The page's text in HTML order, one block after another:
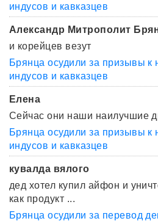
индусов и кавказцев
Александр Митрополит
и корейцев везут
Брянца осудили за призывы
индусов и кавказцев
Елена
Сейчас они наши наилучшие
Брянца осудили за призывы
индусов и кавказцев
кувалда вялого
дед хотел купил айфон и
как продукт ...
Брянца осудили за перевод